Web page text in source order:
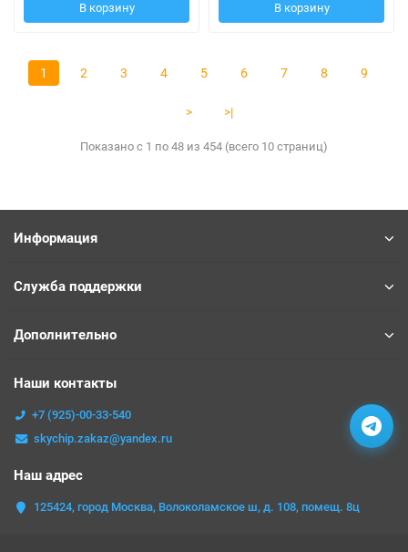
В корзину В корзину
1 2 3 4 5 6 7 8 9
> >|
Показано с 1 по 48 из 454 (всего 10 страниц)
Информация
Служба поддержки
Дополнительно
Наши контакты
+7 (925)-00-33-540
skychip.zakaz@yandex.ru
Наш адрес
125424, город Москва, Волоколамское ш, д. 108, помещ. 8ц